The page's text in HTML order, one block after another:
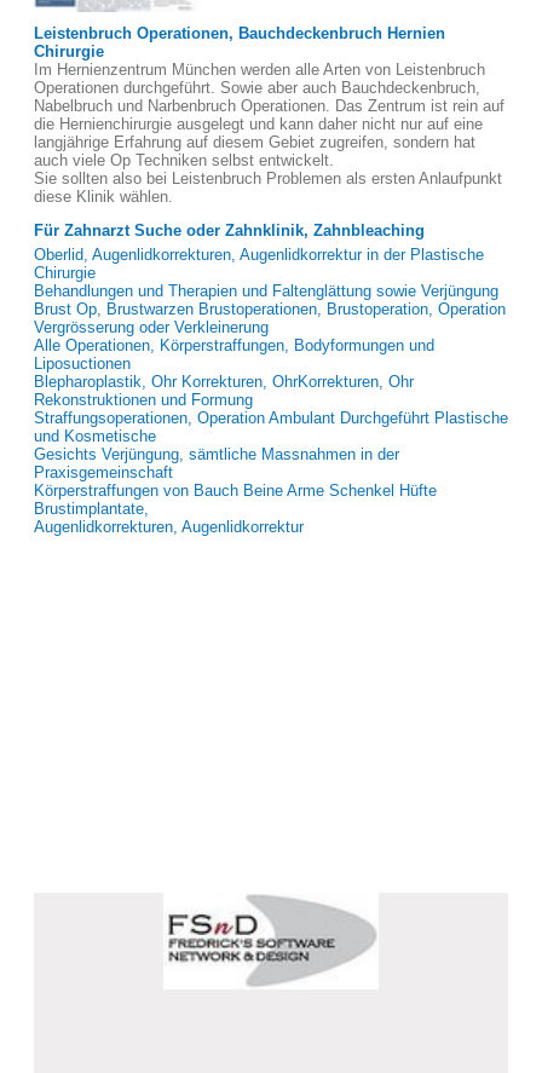
Leistenbruch Operationen, Bauchdeckenbruch Hernien
Chirurgie
Im Hernienzentrum München werden alle Arten von Leistenbruch
Operationen durchgeführt. Sowie aber auch Bauchdeckenbruch,
Nabelbruch und Narbenbruch Operationen. Das Zentrum ist rein auf
die Hernienchirurgie ausgelegt und kann daher nicht nur auf eine
langjährige Erfahrung auf diesem Gebiet zugreifen, sondern hat
auch viele Op Techniken selbst entwickelt.
Sie sollten also bei Leistenbruch Problemen als ersten Anlaufpunkt
diese Klinik wählen.
Für Zahnarzt Suche oder Zahnklinik, Zahnbleaching
Oberlid, Augenlidkorrekturen, Augenlidkorrektur in der Plastische
Chirurgie
Behandlungen und Therapien und Faltenglättung sowie Verjüngung
Brust Op, Brustwarzen Brustoperationen, Brustoperation, Operation
Vergrösserung oder Verkleinerung
Alle Operationen, Körperstraffungen, Bodyformungen und
Liposuctionen
Blepharoplastik, Ohr Korrekturen, OhrKorrekturen, Ohr
Rekonstruktionen und Formung
Straffungsoperationen, Operation Ambulant Durchgeführt Plastische
und Kosmetische
Gesichts Verjüngung, sämtliche Massnahmen in der
Praxisgemeinschaft
Körperstraffungen von Bauch Beine Arme Schenkel Hüfte
Brustimplantate,
Augenlidkorrekturen, Augenlidkorrektur